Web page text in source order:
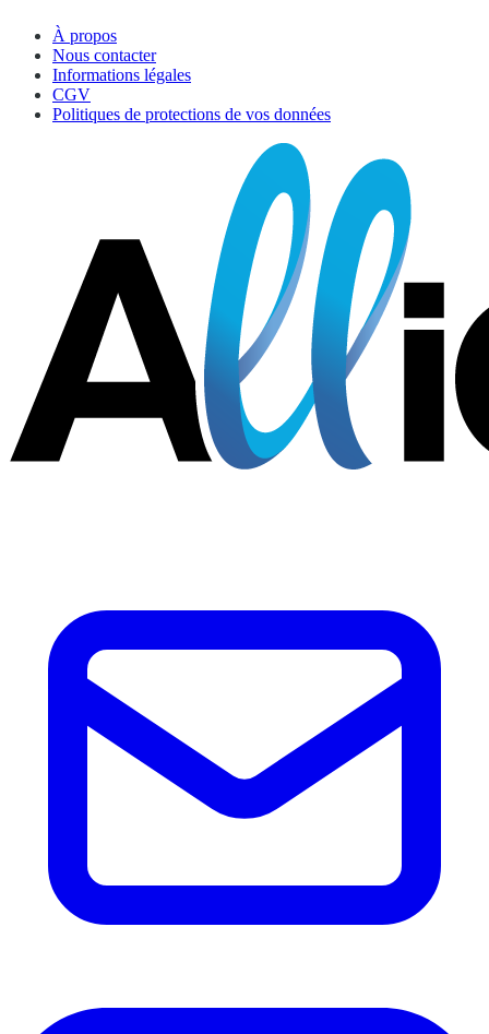
À propos
Nous contacter
Informations légales
CGV
Politiques de protections de vos données